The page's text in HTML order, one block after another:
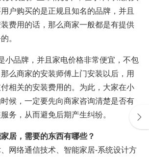
户购买的是正规且知名的品牌，并且
费用的话，那么商家一般都是有提供
。
小品牌，并且家电价格非常便宜，不包
么商家的安装师傅上门安装以后，用
相关的安装费用的。为此，大家在小
候，一定要先向商家咨询清楚是否有
务，从而避免后期产生纠纷。
居，需要的东西有哪些？
网络通信技术、智能家居-系统设计方